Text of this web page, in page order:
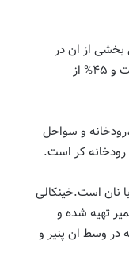
بخشی از ان در
اسیا و بخشی دیگر در اروپا واقع شده است و ۴۵% از
و سواحل
کر است.
نان است.خینکالی
تهیه شده و
وسط ان پنیر و